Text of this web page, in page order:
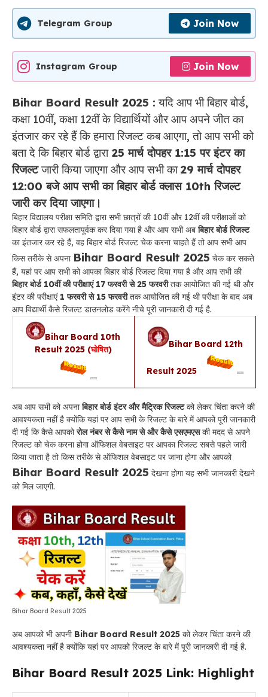
Telegram Group Join Now
Instagram Group Join Now
Bihar Board Result 2025 : यदि आप भी बिहार बोर्ड,
कक्षा 10वीं, कक्षा 12वीं के विद्यार्थियों और आप अपने जीत का
इंतजार कर रहे हैं कि हमारा रिजल्ट कब आएगा, तो आप सभी को
बता दे कि बिहार बोर्ड द्वारा25 मार्च दोपहर 1:15 पर इंटर का
रिजल्टजारी किया जाएगा और आप सभी का29 मार्च दोपहर
12:00 बजे आप सभी का बिहार बोर्ड क्लास 10th रिजल्ट
जारी कर दिया जाएगा।
बिहार विद्यालय परीक्षा समिति द्वारा सभी छात्रों की 10वीं और 12वीं की परीक्षाओं को
बिहार बोर्ड द्वारा सफलतापूर्वक कर दिया गया है और आप सभी अबबिहार बोर्ड रिजल्ट
का इंतजार कर रहे हैं, वह बिहार बोर्ड रिजल्ट चेक करना चाहते हैं तो आप सभी आप
किस तरीके से अपना Bihar Board Result 2025 चेक कर सकते
हैं, यहां पर आप सभी को आपका बिहार बोर्ड रिजल्ट दिया गया है और आप सभी की
बिहार बोर्ड 10वीं की परीक्षाएं 17 फरवरी से 25 फरवरीतक आयोजित की गई थी और
इंटर की परीक्षाएं1 फरवरी से 15 फरवरीतक आयोजित की गई थी परीक्षा के बाद अब
आप विद्यार्थी कैसे रिजल्ट डाउनलोड करेंगे नीचे पूरी जानकारी दी गई है.
Bihar Board 10th
Result 2025 (घोषित) Bihar Board 12th
Result 2025
अब आप सभी को अपनाबिहार बोर्ड इंटर और मैट्रिक रिजल्टको लेकर चिंता करने की
आवश्यकता नहीं है क्योंकि यहां पर आप सभी के रिजल्ट के बारे में आपको पूरी जानकारी
दी गई कि कैसे आपकोरोल नंबर से कैसे नाम से और कैसे एसएमएसकी मदद से अपने
रिजल्ट को चेक करना होगा ऑफिशल वेबसाइट पर आपका रिजल्ट सबसे पहले जारी
किया जाता है तो किस तरीके से ऑफिशल वेबसाइट पर जाना होगा और आपको
Bihar Board Result 2025 देखना होगा यह सभी जानकारी देखने
को मिल जाएगी.
Bihar Board Result 2025
अब आपको भी अपनी Bihar Board Result 2025 को लेकर चिंता करने की
आवश्यकता नहीं है क्योंकि यहां पर आपको रिजल्ट के बारे में पूरी जानकारी दी गई है.
Bihar Board Result 2025 Link: Highlight